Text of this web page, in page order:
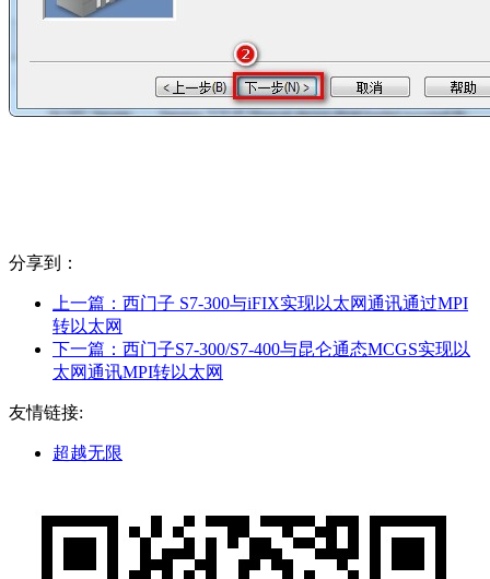
分享到：
上一篇： 西门子 S7-300与iFIX实现以太网通讯通过MPI
转以太网
下一篇： 西门子S7-300/S7-400与昆仑通态MCGS实现以
太网通讯MPI转以太网
友情链接:
超越无限